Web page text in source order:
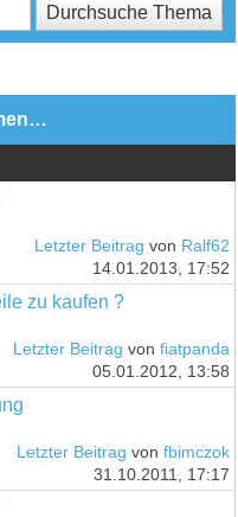
Letzter Beitrag von Ralf62
14.01.2013, 17:52
zu kaufen ?
Letzter Beitrag von fiatpanda
05.01.2012, 13:58
Letzter Beitrag von fbimczok
31.10.2011, 17:17